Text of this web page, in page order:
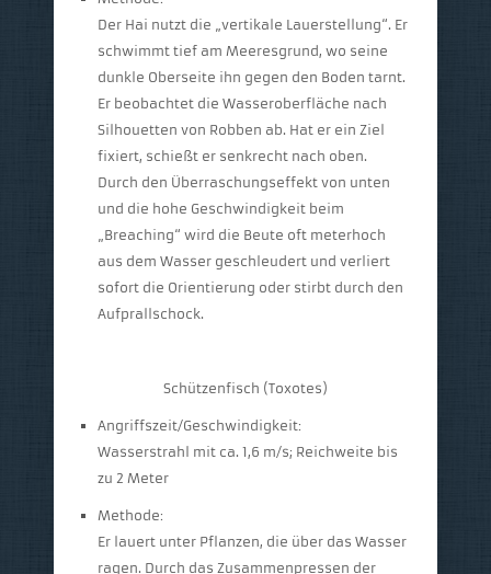
Der Hai nutzt die „vertikale Lauerstellung“. Er
schwimmt tief am Meeresgrund, wo seine
dunkle Oberseite ihn gegen den Boden tarnt.
Er beobachtet die Wasseroberfläche nach
Silhouetten von Robben ab. Hat er ein Ziel
fixiert, schießt er senkrecht nach oben.
Durch den Überraschungseffekt von unten
und die hohe Geschwindigkeit beim
„Breaching“ wird die Beute oft meterhoch
aus dem Wasser geschleudert und verliert
sofort die Orientierung oder stirbt durch den
Aufprallschock.
Schützenfisch (Toxotes)
Angriffszeit/Geschwindigkeit:
Wasserstrahl mit ca. 1,6 m/s; Reichweite bis
zu 2 Meter
Methode:
Er lauert unter Pflanzen, die über das Wasser
ragen. Durch das Zusammenpressen der